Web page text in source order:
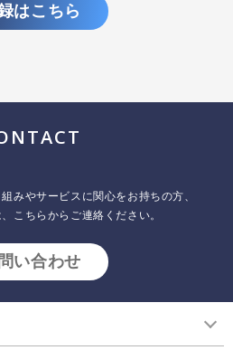
はこちら
みやサービスに関心をお持ちの方、
こちらからご連絡ください。
い合わせ